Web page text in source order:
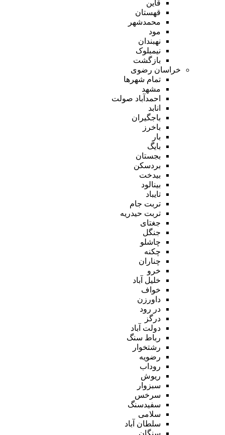
قاین
قهستان
محمدشهر
مود
نهبندان
نیمبلوک
بازگشت
خراسان رضوی
تمام شهر‌ها
مشهد
احمدآباد صولت
انابد
باجگیران
باخرز
بار
بایگ
بجستان
بردسکن
بیدخت
بینالود
تایباد
تربت جام
تربت حیدریه
جغتای
جنگل
چاشلو
چکنه
چناران
خرو
خلیل آباد
خواف
داورزن
در رود
درگز
دولت آباد
رباط سنگ
رشتخوار
رضویه
روداب
ریوش
سبزوار
سرخس
سفیدسنگ
سلامی
سلطان آباد
سنگان